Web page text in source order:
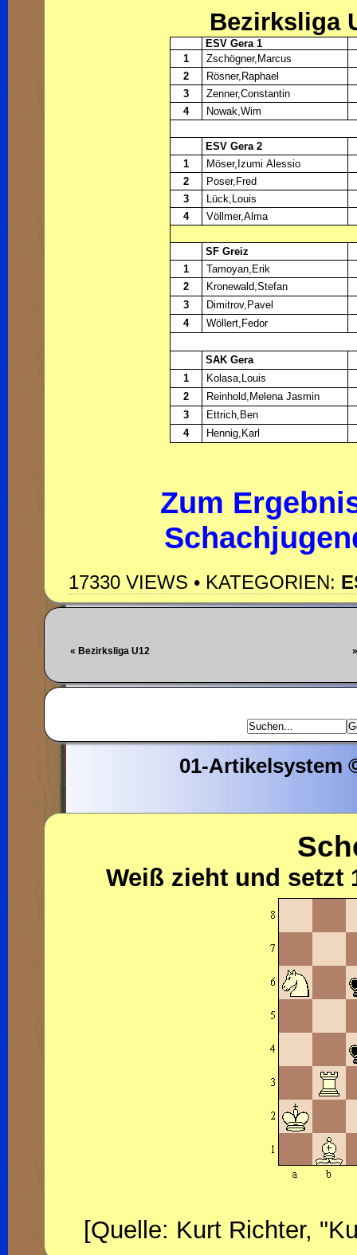
Bezirksliga
ESV Gera 1
1
Zschögner,Marcus
2
Rösner,Raphael
3
Zenner,Constantin
4
Nowak,Wim
ESV Gera 2
1
Möser,Izumi Alessio
2
Poser,Fred
3
Lück,Louis
4
Völlmer,Alma
SF Greiz
1
Tamoyan,Erik
2
Kronewald,Stefan
3
Dimitrov,Pavel
4
Wöllert,Fedor
SAK Gera
1
Kolasa,Louis
2
Reinhold,Melena Jasmin
3
Ettrich,Ben
4
Hennig,Karl
Zum
17330 VIEWS • KATEGORIEN:
« Bezirksliga U12
01-Artikelsystem
Weiß zieht und setzt
[Quelle: Kurt Richter,